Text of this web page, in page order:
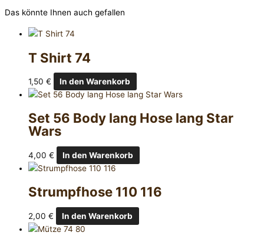
Das könnte Ihnen auch gefallen
T Shirt 74
1,50 € In den Warenkorb
Set 56 Body lang Hose lang Star
Wars
4,00 € In den Warenkorb
Strumpfhose 110 116
2,00 € In den Warenkorb